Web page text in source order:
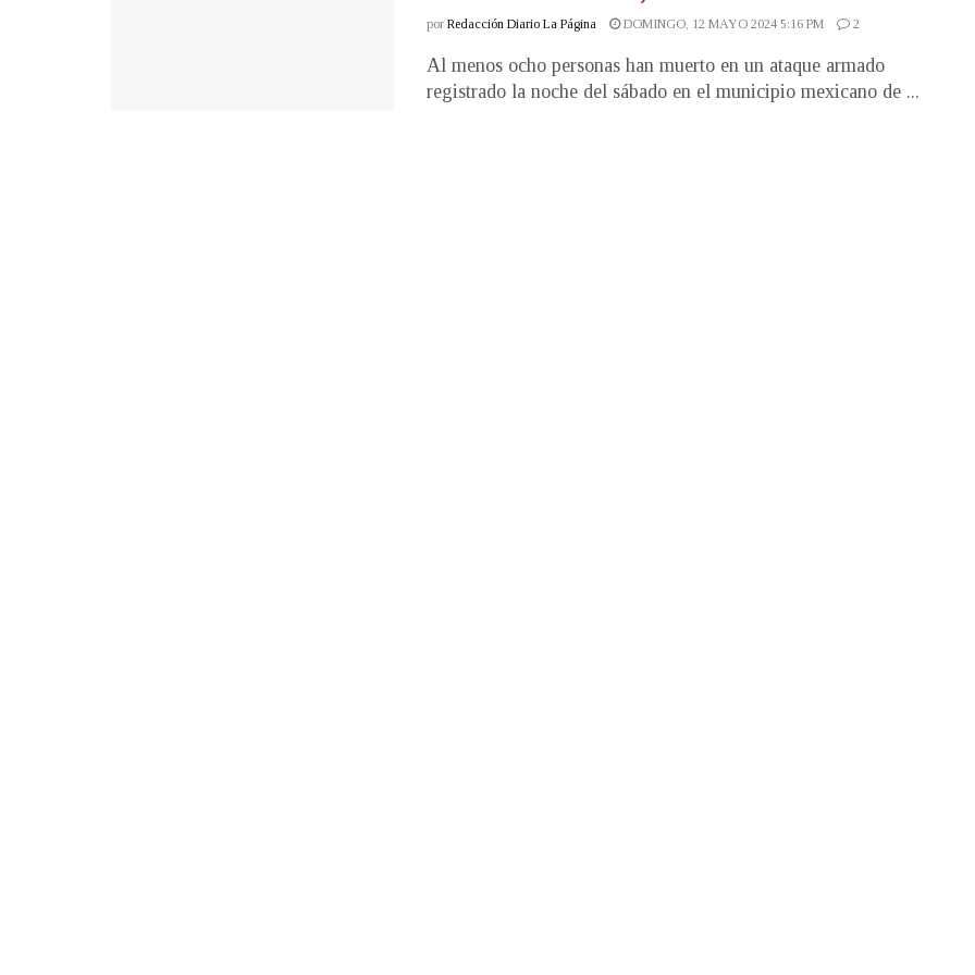
por Redacción Diario La Página DOMINGO, 12 MAYO 2024 5:16 PM 2
Al menos ocho personas han muerto en un ataque armado
registrado la noche del sábado en el municipio mexicano de ...